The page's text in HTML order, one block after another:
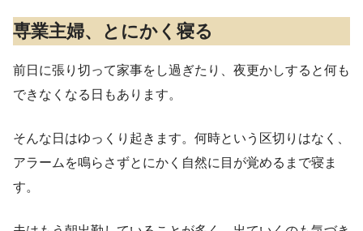
専業主婦、とにかく寝る
前日に張り切って家事をし過ぎたり、夜更かしすると何も
できなくなる日もあります。
そんな日はゆっくり起きます。何時という区切りはなく、
アラームを鳴らさずとにかく自然に目が覚めるまで寝ま
す。